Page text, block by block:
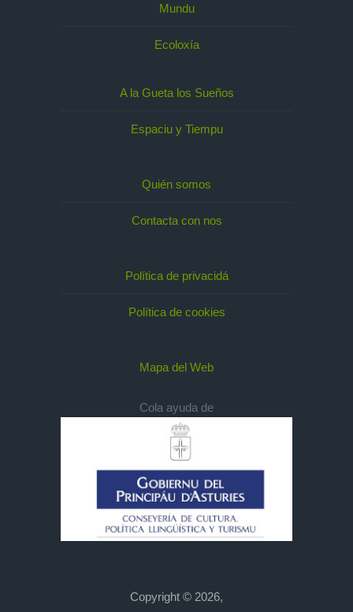
Mundu
Ecoloxía
A la Gueta los Sueños
Espaciu y Tiempu
Quién somos
Contacta con nos
Política de privacidá
Política de cookies
Mapa del Web
Cola ayuda de
Copyright © 2026,